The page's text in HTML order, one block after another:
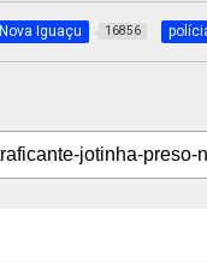
Nova Iguaçu 16856